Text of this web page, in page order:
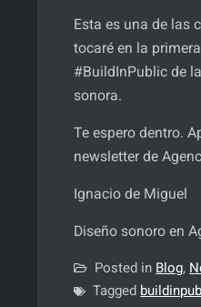
Esta es una de las
tocaré en la
#BuildInPublic de
sonora.
Te espero dentro.
newsletter de
Ignacio de Miguel
Diseño sonoro en
Posted in Blog,
Tagged